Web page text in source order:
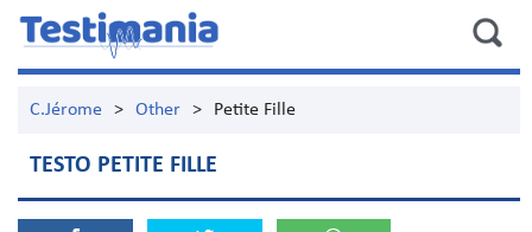
C.Jérome > Other > Petite Fille
TESTO PETITE FILLE